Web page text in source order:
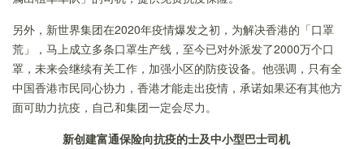
另外，新世界集团在2020年疫情爆发之初，为解决香港的「口罩
荒」，马上成立多条口罩生产线，至今已对外派发了2000万个口
罩，未来会继续有关工作，加强小区的防疫设备。他强调，只有全
中国香港市民同心协力，香港才能走出疫情，承诺如果还有其他方
面可助力抗疫，自己和集团一定会尽力。
新创建富通保险向抗疫的士及中小型巴士司机